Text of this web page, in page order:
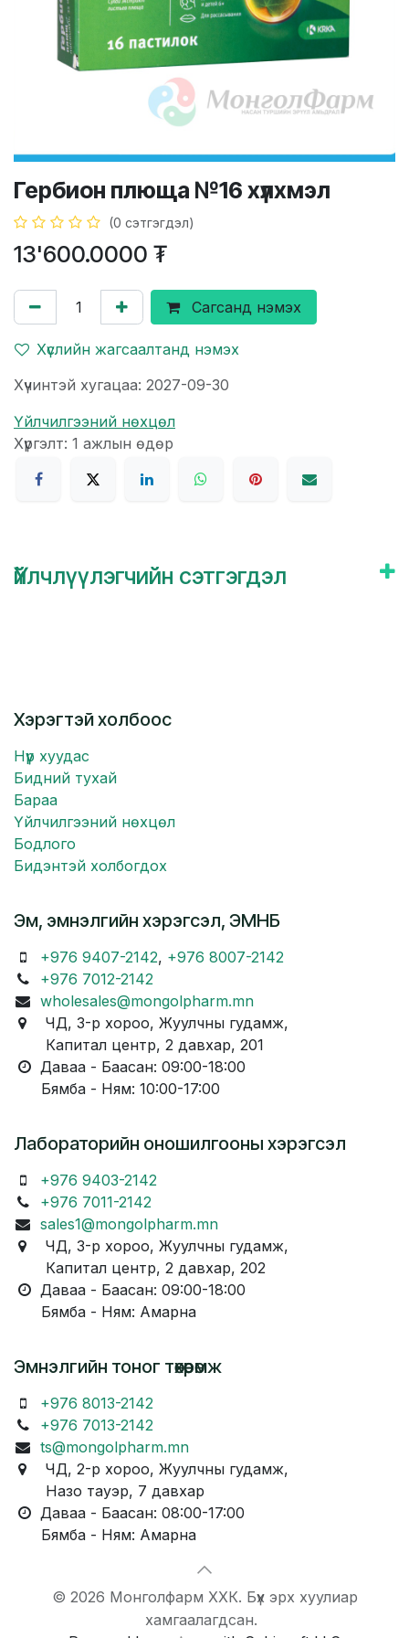
Гербион плюща №16 хүлхмэл
(0 сэтгэгдэл)
13'600.0000 ₮
Сагсанд нэмэх
Хүслийн жагсаалтанд нэмэх
Хүчинтэй хугацаа: 2027-09-30
Үйлчилгээний нөхцөл
Хүргэлт: 1 ажлын өдөр
Үйлчлүүлэгчийн сэтгэгдэл
Хэрэгтэй холбоос
Нүүр хуудас
Бидний тухай
Бараа
Үйлчилгээний нөхцөл
Бодлого
Бидэнтэй холбогдох
Эм, эмнэлгийн хэрэгсэл, ЭМНБ
+976 9407-2142, +976 8007-2142
+976 7012-2142
wholesales@mongolpharm.mn
ЧД, 3-р хороо, Жуулчны гудамж,
Капитал центр, 2 давхар, 201
Даваа - Баасан: 09:00-18:00
Бямба - Ням: 10:00-17:00
Лабораторийн оношилгооны хэрэгсэл
+976 9403-2142
+976 7011-2142
sales1@mongolpharm.mn
ЧД, 3-р хороо, Жуулчны гудамж,
Капитал центр, 2 давхар, 202
Даваа - Баасан: 09:00-18:00
Бямба - Ням: Амарна
Эмнэлгийн тоног төхөөрөмж
+976 8013-2142
+976 7013-2142
ts@mongolpharm.mn
ЧД, 2-р хороо, Жуулчны гудамж,
Назо тауэр, 7 давхар
Даваа - Баасан: 08:00-17:00
Бямба - Ням: Амарна
© 2026 Монголфарм ХХК. Бүх эрх хуулиар
хамгаалагдсан.